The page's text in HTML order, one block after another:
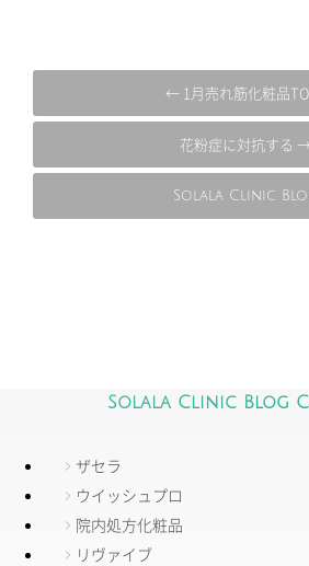
← 1月売れ筋化粧品
Solala Clinic
花粉症に対抗する →
Solala Clinic Blog
ザセラ
ウイッシュプロ
院内処方化粧品
リヴァイブ